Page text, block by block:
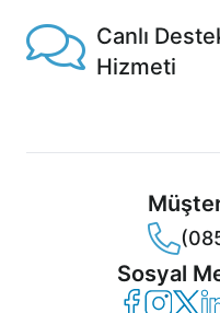
Canlı
Hizmeti
Sosyal
Casper
Casper